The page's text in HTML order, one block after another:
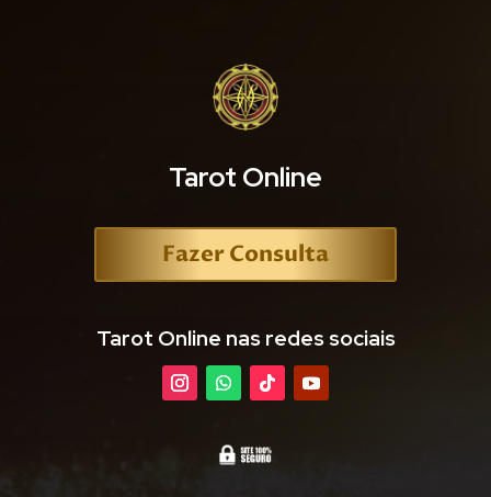
Tarot Online
Fazer Consulta
Tarot Online nas redes sociais